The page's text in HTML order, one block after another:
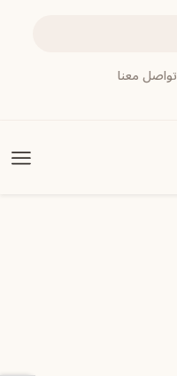
تواصل معنا